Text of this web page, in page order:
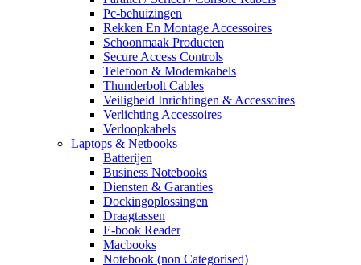
Pc-behuizingen
Rekken En Montage Accessoires
Schoonmaak Producten
Secure Access Controls
Telefoon & Modemkabels
Thunderbolt Cables
Veiligheid Inrichtingen & Accessoires
Verlichting Accessoires
Verloopkabels
Laptops & Netbooks
Batterijen
Business Notebooks
Diensten & Garanties
Dockingoplossingen
Draagtassen
E-book Reader
Macbooks
Notebook (non Categorised)